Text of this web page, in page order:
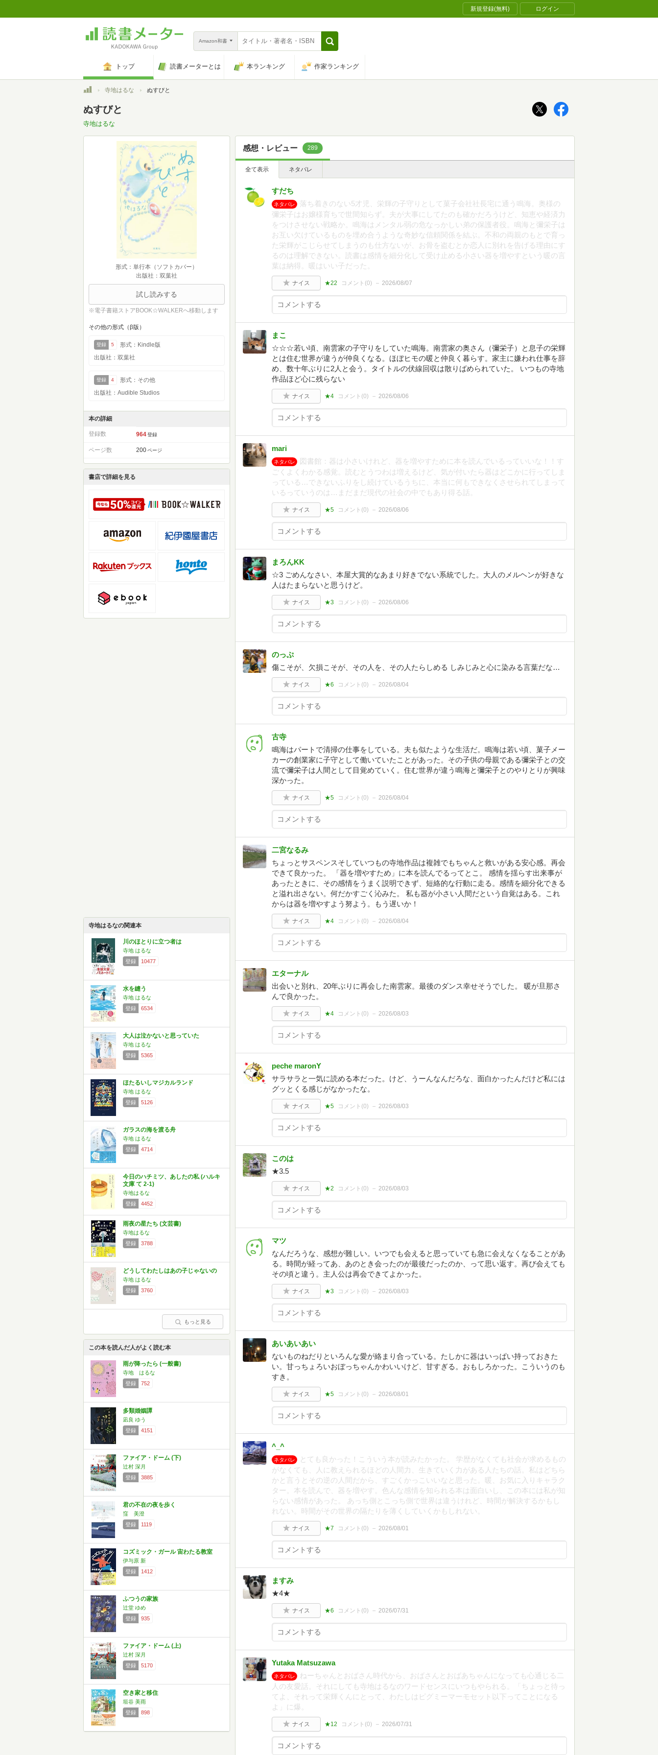
新規登録(無料) ログイン
Amazon和書
トップ 読書メーターとは 本ランキング 作家ランキング
トップ寺地はるな ぬすびと
ぬすびと
寺地はるな
形式：単行本（ソフトカバー）
出版社：双葉社
試し読みする
※電子書籍ストアBOOK☆WALKERへ移動します
その他の形式（β版）
登録 5
形式：Kindle版
出版社：双葉社
登録 4
形式：その他
出版社：Audible Studios
本の詳細
登録数 964 登録
ページ数 200 ページ
書店で詳細を見る
寺地はるなの関連本
川のほとりに立つ者は
寺地 はるな
登録
10477
水を縫う
寺地 はるな
登録
6534
大人は泣かないと思っていた
寺地 はるな
登録
5365
ほたるいしマジカルランド
寺地 はるな
登録
5126
ガラスの海を渡る舟
寺地 はるな
登録
4714
今日のハチミツ、あしたの私 (ハルキ
文庫 て 2-1)
寺地はるな
登録
4452
雨夜の星たち (文芸書)
寺地はるな
登録
3788
どうしてわたしはあの子じゃないの
寺地 はるな
登録
3760
もっと見る
この本を読んだ人がよく読む本
雨が降ったら (一般書)
寺地 はるな
登録
752
多類婚姻譚
凪良 ゆう
登録
4151
ファイア・ドーム (下)
辻村 深月
登録
3885
君の不在の夜を歩く
窪 美澄
登録
1119
コズミック・ガール 宙わたる教室
伊与原 新
登録
1412
ふつうの家族
辻堂 ゆめ
登録
935
ファイア・ドーム (上)
辻村 深月
登録
5170
空き家と移住
垣谷 美雨
登録
898
感想・レビュー 289
全て表示 ネタバレ
すだち
ネタバレ
落ち着きのない5才児、栄輝の子守りとして菓子会社社長宅に通う鳴海。奥様の
彌栄子はお嬢様育ちで世間知らず。夫が大事にしてたのも確かだろうけど、知恵や経済力
をつけさせない戦略か。鳴海はメンタル弱の危なっかしい弟の保護者役。鳴海と彌栄子は
お互い欠けているものを埋め合うような奇妙な信頼関係を結ぶ。不和の両親のもとで育っ
た栄輝がこじらせてしまうのも仕方ないが、お骨を盗むとか恋人に別れを告げる理由にす
るのは理解できない。読書は感情を細分化して受け止める小さい器を増やすという暖の言
葉は納得。暖はいい子だった。
ナイス ★22 コメント(0) 2026/08/07
まこ
☆☆☆若い頃、南雲家の子守りをしていた鳴海。南雲家の奥さん（彌栄子）と息子の栄輝
とは住む世界が違うが仲良くなる。ほぼヒモの暖と仲良く暮らす。家主に嫌われ仕事を辞
め、数十年ぶりに2人と会う。タイトルの伏線回収は散りばめられていた。 いつもの寺地
作品ほど心に残らない
ナイス ★4 コメント(0) 2026/08/06
mari
ネタバレ
図書館：器は小さいけれど、器を増やすために本を読んでいるっていいな！！す
ごくよくわかる感覚。読むとうつわは増えるけど、気が付いたら器はどこかに行ってしま
っている…できないふりをし続けているうちに、本当に何もできなくさせられてしまって
いるっていうのは…まだまだ現代の社会の中でもあり得る話。
ナイス ★5 コメント(0) 2026/08/06
まろんKK
☆3 ごめんなさい、本屋大賞的なあまり好きでない系統でした。大人のメルヘンが好きな
人はたまらないと思うけど。
ナイス ★3 コメント(0) 2026/08/06
のっぷ
傷こそが、欠損こそが、その人を、その人たらしめる しみじみと心に染みる言葉だな…
ナイス ★6 コメント(0) 2026/08/04
古寺
鳴海はパートで清掃の仕事をしている。夫も似たような生活だ。鳴海は若い頃、菓子メー
カーの創業家に子守として働いていたことがあった。その子供の母親である彌栄子との交
流で彌栄子は人間として目覚めていく。住む世界が違う鳴海と彌栄子とのやりとりが興味
深かった。
ナイス ★5 コメント(0) 2026/08/04
二宮なるみ
ちょっとサスペンスそしていつもの寺地作品は複雑でもちゃんと救いがある安心感。再会
できて良かった。 「器を増やすため」に本を読んでるってとこ。 感情を揺らす出来事が
あったときに、その感情をうまく説明できず、短絡的な行動に走る。感情を細分化できる
と溢れ出さない。何だかすごく沁みた。 私も器が小さい人間だという自覚はある。これ
からは器を増やすよう努よう。もう遅いか！
ナイス ★4 コメント(0) 2026/08/04
エターナル
出会いと別れ、20年ぶりに再会した南雲家。最後のダンス幸せそうでした。 暖が旦那さ
んで良かった。
ナイス ★4 コメント(0) 2026/08/03
peche maronY
サラサラと一気に読める本だった。けど、うーんなんだろな、面白かったんだけど私には
グッとくる感じがなかったな。
ナイス ★5 コメント(0) 2026/08/03
このは
★3.5
ナイス ★2 コメント(0) 2026/08/03
マツ
なんだろうな、感想が難しい。いつでも会えると思っていても急に会えなくなることがあ
る。時間が経ってあ、あのとき会ったのが最後だったのか、って思い返す。再び会えても
その頃と違う。主人公は再会できてよかった。
ナイス ★3 コメント(0) 2026/08/03
あいあいあい
ないものねだりといろんな愛が絡まり合っている。たしかに器はいっぱい持っておきた
い。甘っちょろいおぼっちゃんかわいいけど、甘すぎる。おもしろかった。こういうのも
すき。
ナイス ★5 コメント(0) 2026/08/01
^_^
ネタバレ
とても良かった！こういう本が読みたかった。 学歴がなくても社会が求めるもの
がなくても、人に教えられるほどの人間力、生きていく力がある人たちの話。私はどちら
かと言うとその逆の人間だから、すごくかっこいいなと思った。暖、お気に入りキャラク
ター。本を読んで、器を増やす。色んな感情を知られる本は面白いし、この本には私が知
らない感情があった。 あっち側とこっち側で世界は違うけれど、時間が解決するかもし
れない。時間がその世界の隔たりを薄くしていくかもしれない。
ナイス ★7 コメント(0) 2026/08/01
ますみ
★4★
ナイス ★6 コメント(0) 2026/07/31
Yutaka Matsuzawa
ネタバレ
ねーちゃんとおばさん時代から、おばさんとおばあちゃんになっても心通じる二
人の友愛話。それにしても寺地はるなのワードセンスにいつもやられる。「ちょっと待っ
てよ、それって栄輝くんにとって、わたしはピグミーマーモセット以下ってことになる
よ」に爆。
ナイス ★12 コメント(0) 2026/07/31